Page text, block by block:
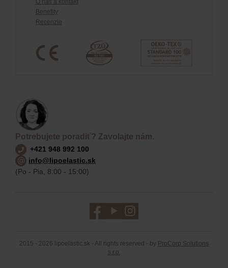
O nás a kontakt
Benefity
Recenzie
Potrebujete poradiť? Zavolajte nám.
+421 948 992 100
info@lipoelastic.sk
(Po - Pia, 8:00 - 15:00)
2015 - 2026 lipoelastic.sk - All rights reserved - by ProCorp Solutions
s.r.o.